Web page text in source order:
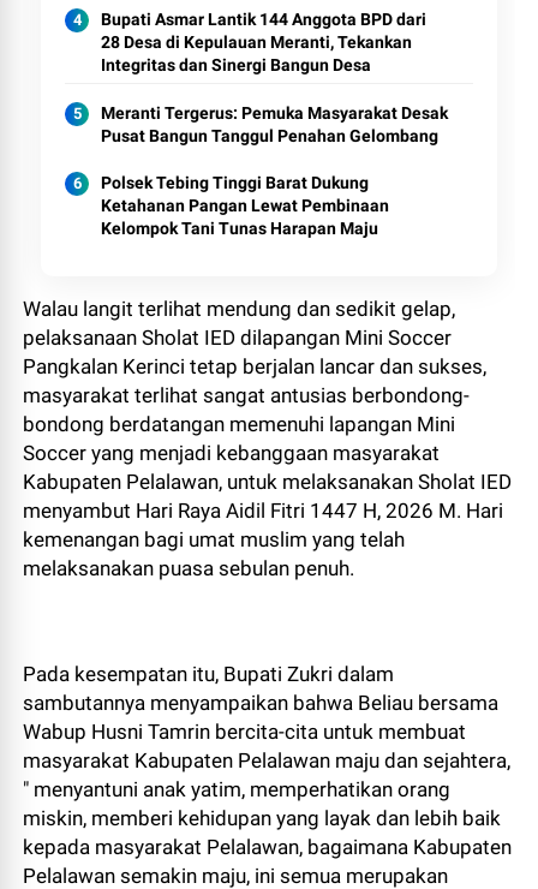
Bupati Asmar Lantik 144 Anggota BPD dari
28 Desa di Kepulauan Meranti, Tekankan
Integritas dan Sinergi Bangun Desa
Meranti Tergerus: Pemuka Masyarakat Desak
Pusat Bangun Tanggul Penahan Gelombang
Polsek Tebing Tinggi Barat Dukung
Ketahanan Pangan Lewat Pembinaan
Kelompok Tani Tunas Harapan Maju
Walau langit terlihat mendung dan sedikit gelap,
pelaksanaan Sholat IED dilapangan Mini Soccer
Pangkalan Kerinci tetap berjalan lancar dan sukses,
masyarakat terlihat sangat antusias berbondong-
bondong berdatangan memenuhi lapangan Mini
Soccer yang menjadi kebanggaan masyarakat
Kabupaten Pelalawan, untuk melaksanakan Sholat IED
menyambut Hari Raya Aidil Fitri 1447 H, 2026 M. Hari
kemenangan bagi umat muslim yang telah
melaksanakan puasa sebulan penuh.
Pada kesempatan itu, Bupati Zukri dalam
sambutannya menyampaikan bahwa Beliau bersama
Wabup Husni Tamrin bercita-cita untuk membuat
masyarakat Kabupaten Pelalawan maju dan sejahtera,
" menyantuni anak yatim, memperhatikan orang
miskin, memberi kehidupan yang layak dan lebih baik
kepada masyarakat Pelalawan, bagaimana Kabupaten
Pelalawan semakin maju, ini semua merupakan